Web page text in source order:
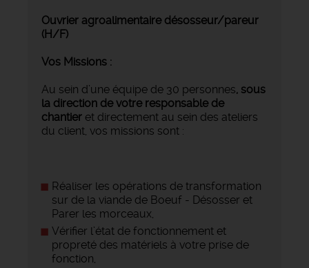
Ouvrier agroalimentaire désosseur/pareur
(H/F)
Vos Missions :
Au sein d’une équipe de 30 personnes, sous
la direction de votre responsable de
chantier et directement au sein des ateliers
du client, vos missions sont :
Réaliser les opérations de transformation
sur de la viande de Boeuf - Désosser et
Parer les morceaux,
Vérifier l’état de fonctionnement et
propreté des matériels à votre prise de
fonction,